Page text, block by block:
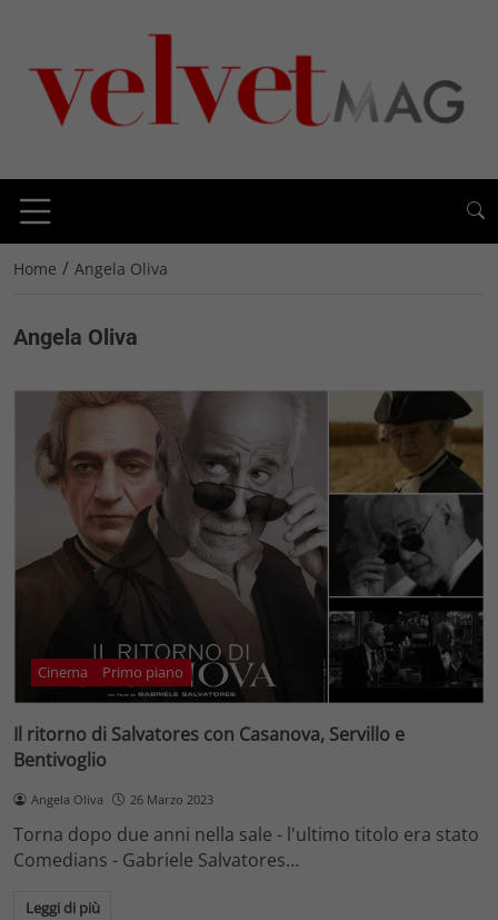
Home / Angela Oliva
Angela Oliva
Cinema Primo piano
Il ritorno di Salvatores con Casanova, Servillo e
Bentivoglio
Angela Oliva 26 Marzo 2023
Torna dopo due anni nella sale - l'ultimo titolo era stato
Comedians - Gabriele Salvatores…
Leggi di più